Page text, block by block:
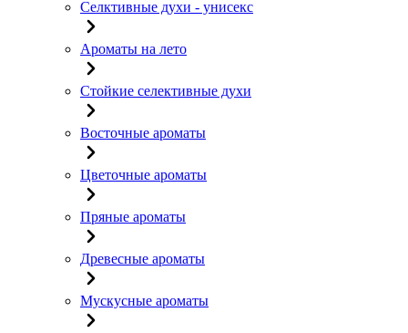
Селктивные духи - унисекс
Ароматы на лето
Стойкие селективные духи
Восточные ароматы
Цветочные ароматы
Пряные ароматы
Древесные ароматы
Мускусные ароматы